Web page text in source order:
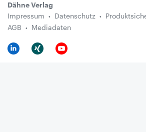
Dähne Verlag
Impressum
Datenschutz
AGB
Mediadaten